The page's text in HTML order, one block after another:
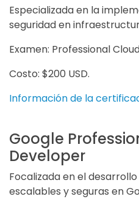
Especializada en la
seguridad en
Examen: Professional
Costo: $200 USD.
Información de la
Google
Developer
Focalizada en el
escalables y seguras en